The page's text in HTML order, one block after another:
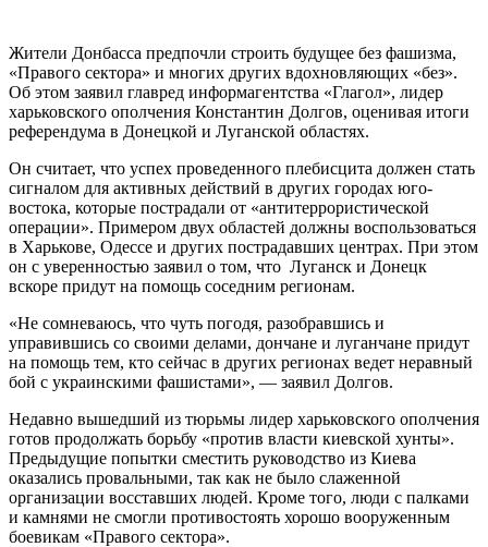
Жители Донбасса предпочли строить будущее без фашизма,
«Правого сектора» и многих других вдохновляющих «без».
Об этом заявил главред информагентства «Глагол», лидер
харьковского ополчения Константин Долгов, оценивая итоги
референдума в Донецкой и Луганской областях.
Он считает, что успех проведенного плебисцита должен стать
сигналом для активных действий в других городах юго-
востока, которые пострадали от «антитеррористической
операции». Примером двух областей должны воспользоваться
в Харькове, Одессе и других пострадавших центрах. При этом
он с уверенностью заявил о том, что Луганск и Донецк
вскоре придут на помощь соседним регионам.
«Не сомневаюсь, что чуть погодя, разобравшись и
управившись со своими делами, дончане и луганчане придут
на помощь тем, кто сейчас в других регионах ведет неравный
бой с украинскими фашистами», — заявил Долгов.
Недавно вышедший из тюрьмы лидер харьковского ополчения
готов продолжать борьбу «против власти киевской хунты».
Предыдущие попытки сместить руководство из Киева
оказались провальными, так как не было слаженной
организации восставших людей. Кроме того, люди с палками
и камнями не смогли противостоять хорошо вооруженным
боевикам «Правого сектора».